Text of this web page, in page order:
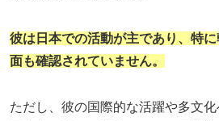
彼は日本での活動が主であり、特
面も確認されていません。
ただし、彼の国際的な活躍や多文